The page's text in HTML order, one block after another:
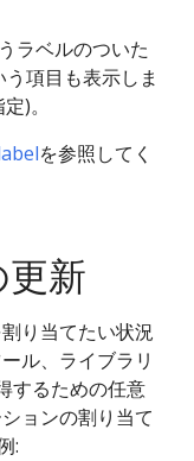
ラベルのついた
項目も表示しま
)。
を参照してく
新
り当てたい状況
ル、ライブラリ
するための任意
ョンの割り当て
: